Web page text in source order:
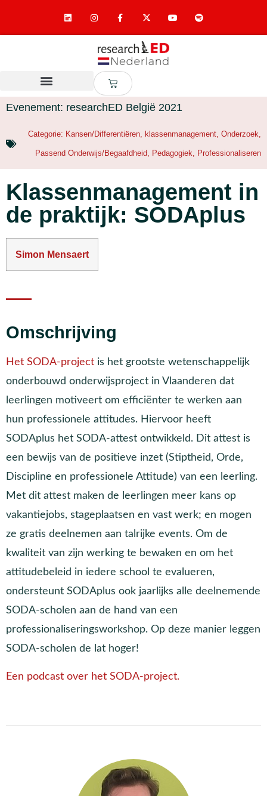
Evenement: researchED België 2021
Categorie: Kansen/Differentiëren klassenmanagement Onderzoek
Passend Onderwijs/Begaafdheid Pedagogiek Professionaliseren
Klassenmanagement in
de praktijk: SODAplus
Simon Mensaert
Omschrijving
Het SODA-project is het grootste wetenschappelijk
onderbouwd onderwijsproject in Vlaanderen dat
leerlingen motiveert om efficiënter te werken aan
hun professionele attitudes. Hiervoor heeft
SODAplus het SODA-attest ontwikkeld. Dit attest is
een bewijs van de positieve inzet (Stiptheid, Orde,
Discipline en professionele Attitude) van een leerling.
Met dit attest maken de leerlingen meer kans op
vakantiejobs, stageplaatsen en vast werk; en mogen
ze gratis deelnemen aan talrijke events. Om de
kwaliteit van zijn werking te bewaken en om het
attitudebeleid in iedere school te evalueren,
ondersteunt SODAplus ook jaarlijks alle deelnemende
SODA-scholen aan de hand van een
professionaliseringsworkshop. Op deze manier leggen
SODA-scholen de lat hoger!
Een podcast over het SODA-project.